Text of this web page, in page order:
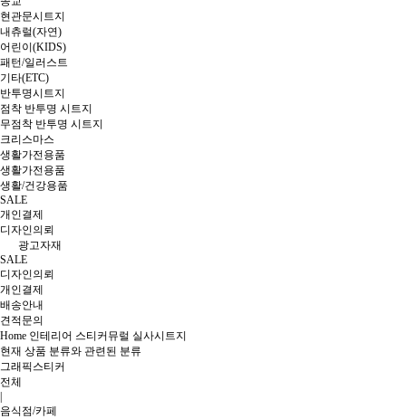
현관문시트지
내츄럴(자연)
어린이(KIDS)
패턴/일러스트
기타(ETC)
반투명시트지
점착 반투명 시트지
무점착 반투명 시트지
크리스마스
생활가전용품
생활가전용품
생활/건강용품
SALE
개인결제
디자인의뢰
광고자재
SALE
디자인의뢰
개인결제
배송안내
견적문의
Home 인테리어 스티커 뮤럴 실사시트지
현재 상품 분류와 관련된 분류
그래픽스티커
전체
음식점/카페